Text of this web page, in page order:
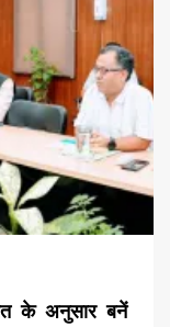
के अनुसार बनें